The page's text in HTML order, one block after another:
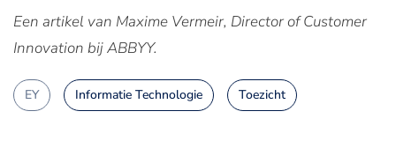
Een artikel van Maxime Vermeir, Director of Customer
Innovation bij ABBYY.
EY Informatie Technologie Toezicht